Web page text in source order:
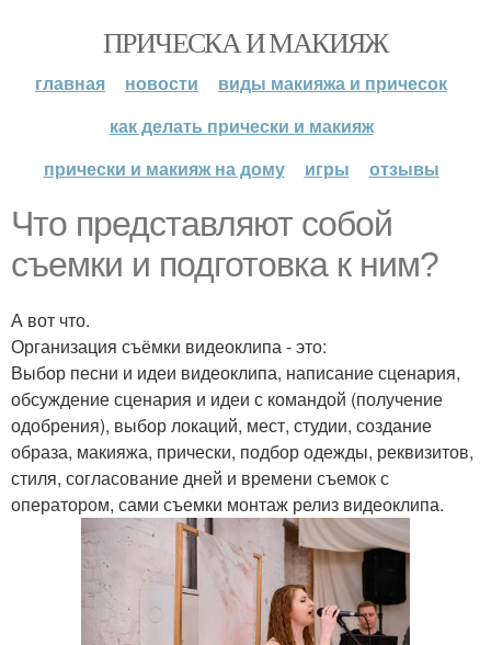
ПРИЧЕСКА И МАКИЯЖ
главная новости
виды макияжа и причесок
как делать прически и макияж
прически и макияж на дому
игры отзывы
Что представляют собой
съемки и подготовка к ним?
А вот что.
Организация съёмки видеоклипа - это:
Выбор песни и идеи видеоклипа, написание сценария,
обсуждение сценария и идеи с командой (получение
одобрения), выбор локаций, мест, студии, создание
образа, макияжа, прически, подбор одежды, реквизитов,
стиля, согласование дней и времени съемок с
оператором, сами съемки монтаж релиз видеоклипа.